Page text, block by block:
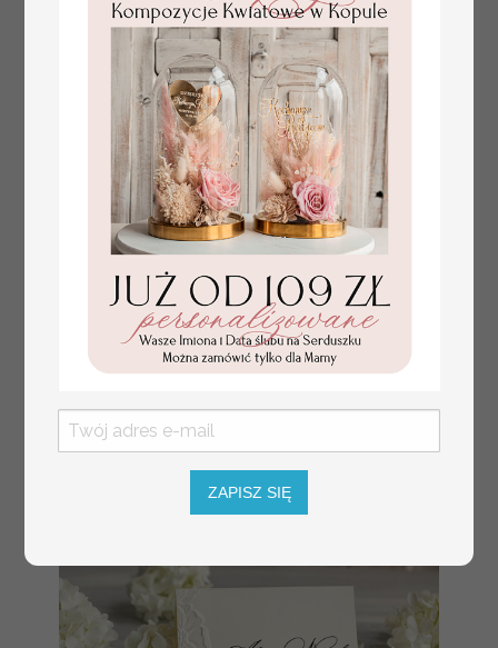
Fajne pomysły na prezent dla
weselu, box prezentowy dla mamy,
zestawy prezentowe dla Mamy
231.00 PLN
ZAPISZ SIĘ